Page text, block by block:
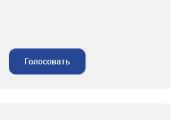
Голосовать